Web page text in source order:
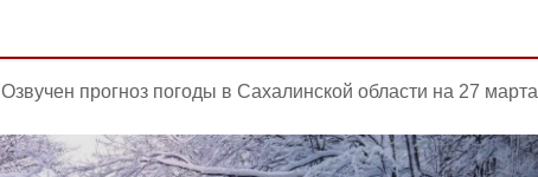
Озвучен прогноз погоды в Сахалинской области на 27 марта